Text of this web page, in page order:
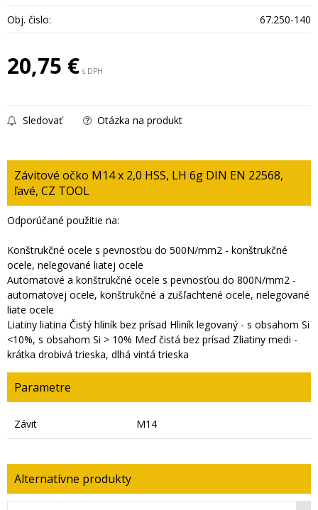
Obj. čislo:
67.250-140
20,75 € s DPH
Sledovať Otázka na produkt
Závitové očko M14 x 2,0 HSS, LH 6g DIN EN 22568,
ľavé, CZ TOOL
Odporúčané použitie na:
Konštrukčné ocele s pevnosťou do 500N/mm2 - konštrukčné
ocele, nelegované liatej ocele
Automatové a konštrukčné ocele s pevnosťou do 800N/mm2 -
automatovej ocele, konštrukčné a zušľachtené ocele, nelegované
liate ocele
Liatiny liatina Čistý hliník bez prísad Hliník legovaný - s obsahom Si
<10%, s obsahom Si > 10% Meď čistá bez prísad Zliatiny medi -
krátka drobivá trieska, dlhá vintá trieska
Parametre
Závit M14